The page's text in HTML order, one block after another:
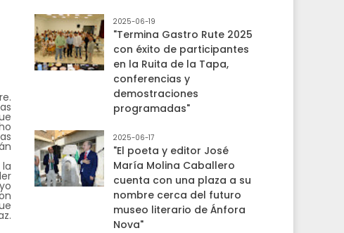
2025-06-19
"Termina Gastro Rute 2025
con éxito de participantes
en la Ruita de la Tapa,
conferencias y
demostraciones
programadas"
2025-06-17
"El poeta y editor José
María Molina Caballero
cuenta con una plaza a su
nombre cerca del futuro
museo literario de Ánfora
Nova"